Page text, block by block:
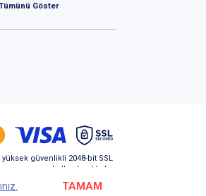
TAMAM
Göster
yüksek güvenlikli 2048-bit SSL
kullanılmaktadır.